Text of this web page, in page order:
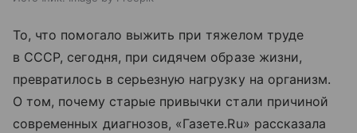
То, что помогало выжить при тяжелом труде
в СССР, сегодня, при сидячем образе жизни,
превратилось в серьезную нагрузку на организм.
О том, почему старые привычки стали причиной
современных диагнозов, «Газете.Ru» рассказала